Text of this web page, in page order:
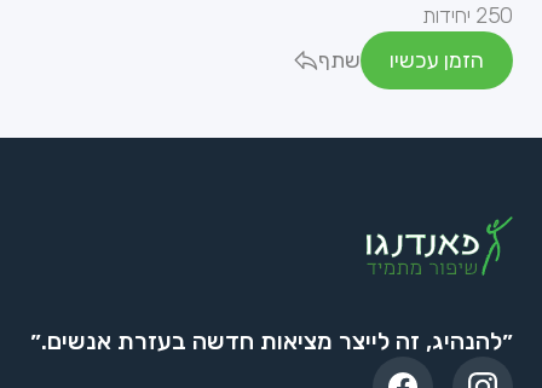
250 יחידות
הזמן עכשיו
שתף
״להנהיג, זה לייצר מציאות חדשה בעזרת אנשים.״